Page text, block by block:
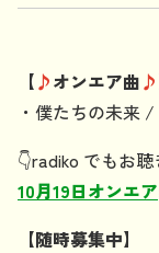
【♪オンエア曲♪
・僕たちの未来
👇radiko でもお
10月19日オンエア
【随時募集中】